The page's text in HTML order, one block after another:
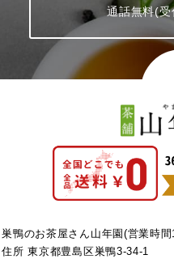
通話無料(
巣鴨のお茶屋さん山年園(営業時
住所 東京都豊島区巣鴨3-34-1